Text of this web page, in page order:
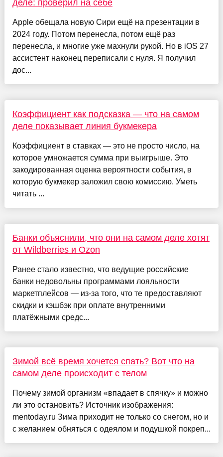
деле: проверил на себе
Apple обещала новую Сири ещё на презентации в
2024 году. Потом перенесла, потом ещё раз
перенесла, и многие уже махнули рукой. Но в iOS 27
ассистент наконец переписали с нуля. Я получил
дос...
Коэффициент как подсказка — что на самом
деле показывает линия букмекера
Коэффициент в ставках — это не просто число, на
которое умножается сумма при выигрыше. Это
закодированная оценка вероятности события, в
которую букмекер заложил свою комиссию. Уметь
читать ...
Банки объяснили, что они на самом деле хотят
от Wildberries и Ozon
Ранее стало известно, что ведущие российские
банки недовольны программами лояльности
маркетплейсов — из-за того, что те предоставляют
скидки и кэшбэк при оплате внутренними
платёжными средс...
Зимой всё время хочется спать? Вот что на
самом деле происходит с телом
Почему зимой организм «впадает в спячку» и можно
ли это остановить? Источник изображения:
mentoday.ru Зима приходит не только со снегом, но и
с желанием обняться с одеялом и подушкой покреп...